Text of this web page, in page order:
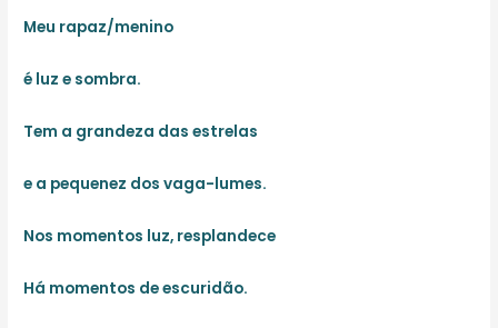
Meu rapaz/menino
é luz e sombra.
Tem a grandeza das estrelas
e a pequenez dos vaga-lumes.
Nos momentos luz, resplandece
Há momentos de escuridão.